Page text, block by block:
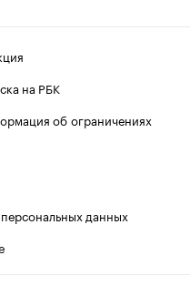
на РБК
об ограничениях
данных